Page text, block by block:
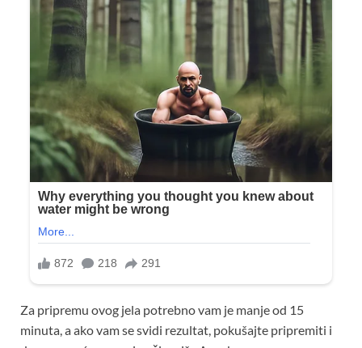
Za pripremu ovog jela potrebno vam je manje od 15
minuta, a ako vam se svidi rezultat, pokušajte pripremiti i